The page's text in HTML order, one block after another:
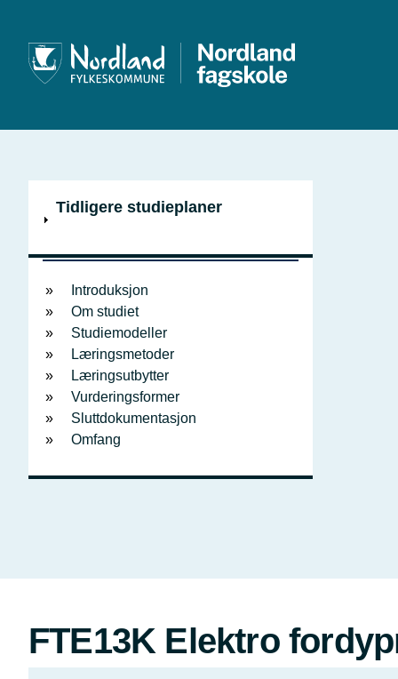
V
s
Tidligere studieplaner
Introduksjon
Om studiet
Studiemodeller
Læringsmetoder
Læringsutbytter
Vurderingsformer
Sluttdokumentasjon
Omfang
FTE13K Elektro